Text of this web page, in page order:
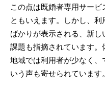
この点は既婚者専用サー
ともいえます。しかし、
ばかりが表示される、新
課題も指摘されています
地域では利用者が少なく、
いう声も寄せられています。